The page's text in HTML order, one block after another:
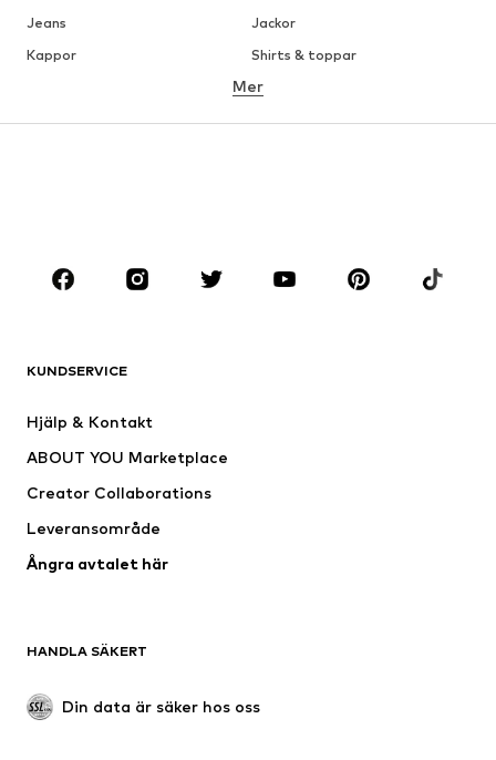
Jeans
Jackor
Kappor
Shirts & toppar
Underkläder
Premium
Nytt
Underkläder
Kappor
Badkläder
Upcycling
Mer
KUNDSERVICE
Hjälp & Kontakt
ABOUT YOU Marketplace
Creator Collaborations
Leveransområde
Ångra avtalet här
HANDLA SÄKERT
Din data är säker hos oss